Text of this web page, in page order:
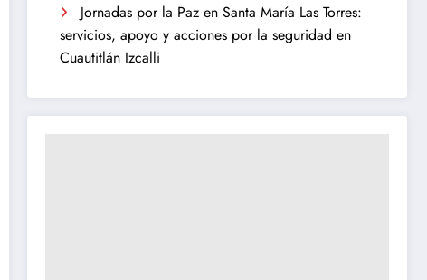
Jornadas por la Paz en Santa María Las Torres:
servicios, apoyo y acciones por la seguridad en
Cuautitlán Izcalli